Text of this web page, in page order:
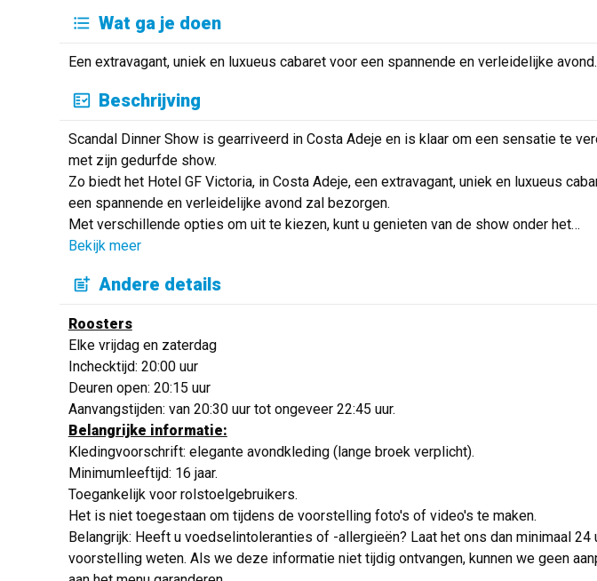
Wat ga je doen
Een extravagant, uniek en luxueus cabaret voor een spannende en verleidelijke avond.
Beschrijving
Scandal Dinner Show is gearriveerd in Costa Adeje en is klaar om een ​​sensatie te
met zijn gedurfde show.
Zo biedt het Hotel GF Victoria, in Costa Adeje, een extravagant, uniek en luxueus
een spannende en verleidelijke avond zal bezorgen.
Met verschillende opties om uit te kiezen, kunt u genieten van de show onder het…
Bekijk meer
Andere details
Roosters
Elke vrijdag en zaterdag
Inchecktijd: 20:00 uur
Deuren open: 20:15 uur
Aanvangstijden: van 20:30 uur tot ongeveer 22:45 uur.
Belangrijke informatie:
Kledingvoorschrift: elegante avondkleding (lange broek verplicht).
Minimumleeftijd: 16 jaar.
Toegankelijk voor rolstoelgebruikers.
Het is niet toegestaan om tijdens de voorstelling foto's of video's te maken.
Belangrijk: Heeft u voedselintoleranties of -allergieën? Laat het ons dan minimaal 24
voorstelling weten. Als we deze informatie niet tijdig ontvangen, kunnen we geen